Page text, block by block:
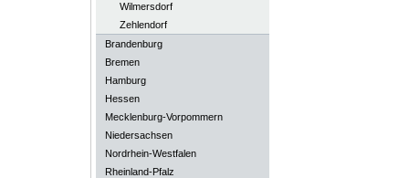
Wilmersdorf
Zehlendorf
Brandenburg
Bremen
Hamburg
Hessen
Mecklenburg-Vorpommern
Niedersachsen
Nordrhein-Westfalen
Rheinland-Pfalz